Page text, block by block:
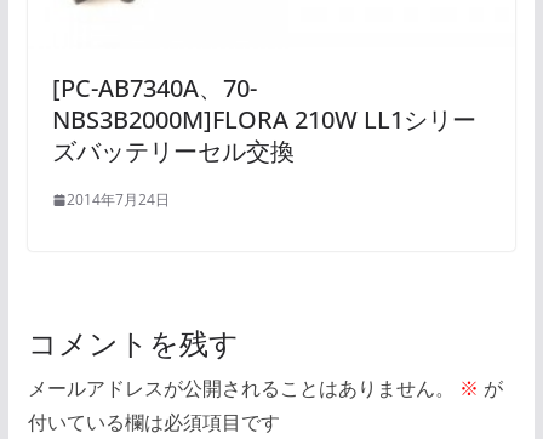
[PC-AB7340A、70-
NBS3B2000M]FLORA 210W LL1シリー
ズバッテリーセル交換
2014年7月24日
コメントを残す
メールアドレスが公開されることはありません。 ※ が
付いている欄は必須項目です